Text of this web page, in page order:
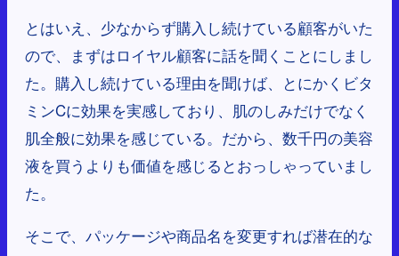
とはいえ、少なからず購入し続けている顧客がいた
ので、まずはロイヤル顧客に話を聞くことにしまし
た。購入し続けている理由を聞けば、とにかくビタ
ミンCに効果を実感しており、肌のしみだけでなく
肌全般に効果を感じている。だから、数千円の美容
液を買うよりも価値を感じるとおっしゃっていまし
た。
そこで、パッケージや商品名を変更すれば潜在的な